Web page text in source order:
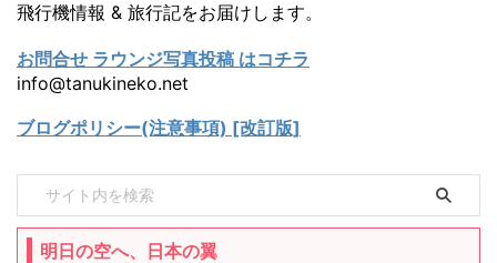
飛行機情報 & 旅行記をお届けします。
お問合せ ラウンジ写真投稿 はコチラ
info@tanukineko.net
ブログポリシー(注意事項) [改訂版]
明日の空へ、日本の翼